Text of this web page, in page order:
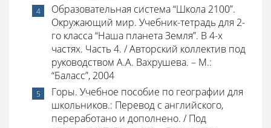
Образовательная система “Школа 2100”.
Окружающий мир. Учебник-тетрадь для 2-
го класса “Наша планета Земля”. В 4-х
частях. Часть 4. / Авторский коллектив под
руководством А.А. Вахрушева. – М.:
“Баласс”, 2004
Горы. Учебное пособие по географии для
школьников.: Перевод с английского,
переработано и дополнено. / Под